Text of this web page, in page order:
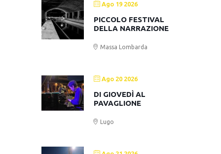
Ago 19 2026
PICCOLO FESTIVAL
DELLA NARRAZIONE
Massa Lombarda
Ago 20 2026
DI GIOVEDÌ AL
PAVAGLIONE
Lugo